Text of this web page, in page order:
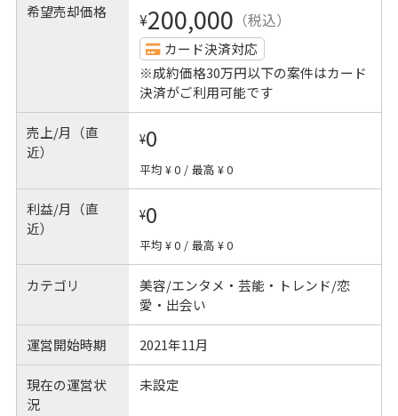
希望売却価格 ¥200,000 （税込）
カード決済対応
※成約価格30万円以下の案件はカード
決済がご利用可能です
売上/月（直
近）
¥0
平均 ¥ 0 / 最高 ¥ 0
利益/月（直
近）
¥0
平均 ¥ 0 / 最高 ¥ 0
カテゴリ
美容/エンタメ・芸能・トレンド/恋
愛・出会い
運営開始時期 2021年11月
現在の運営状
況
未設定